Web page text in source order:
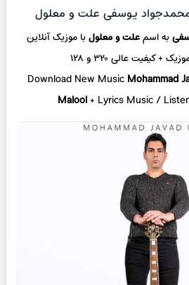
یوسفی علت و معلول
به اسمعلت و معلولبا موزیک آنلاین
+ کیفیت عالی ۳۲۰ و ۱۲۸
Download New Music Mohammad
Malool+ Lyrics Music /